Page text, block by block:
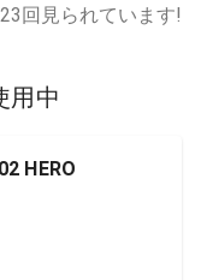
回見られています!
用中
HERO